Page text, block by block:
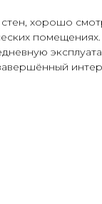
хорошо
помещениях.